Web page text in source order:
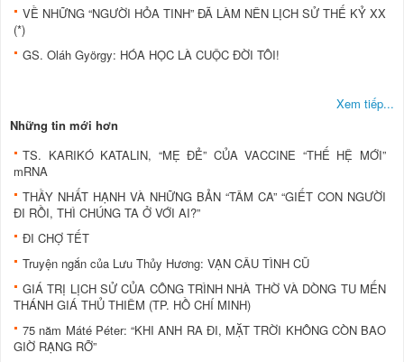
VỀ NHỮNG “NGƯỜI HỎA TINH” ĐÃ LÀM NÊN LỊCH SỬ THẾ KỶ XX
(*)
GS. Oláh György: HÓA HỌC LÀ CUỘC ĐỜI TÔI!
Xem tiếp...
Những tin mới hơn
TS. KARIKÓ KATALIN, “MẸ ĐẺ” CỦA VACCINE “THẾ HỆ MỚI”
mRNA
THẦY NHẤT HẠNH VÀ NHỮNG BẢN “TÂM CA” “GIẾT CON NGƯỜI
ĐI RỒI, THÌ CHÚNG TA Ở VỚI AI?”
ĐI CHỢ TẾT
Truyện ngắn của Lưu Thủy Hương: VẠN CÂU TÌNH CŨ
GIÁ TRỊ LỊCH SỬ CỦA CÔNG TRÌNH NHÀ THỜ VÀ DÒNG TU MẾN
THÁNH GIÁ THỦ THIÊM (TP. HỒ CHÍ MINH)
75 năm Máté Péter: “KHI ANH RA ĐI, MẶT TRỜI KHÔNG CÒN BAO
GIỜ RẠNG RỠ”